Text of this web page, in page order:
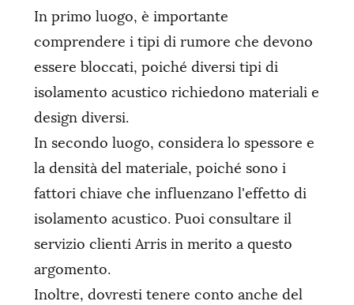
In primo luogo, è importante
comprendere i tipi di rumore che devono
essere bloccati, poiché diversi tipi di
isolamento acustico richiedono materiali e
design diversi.
In secondo luogo, considera lo spessore e
la densità del materiale, poiché sono i
fattori chiave che influenzano l'effetto di
isolamento acustico. Puoi consultare il
servizio clienti Arris in merito a questo
argomento.
Inoltre, dovresti tenere conto anche del